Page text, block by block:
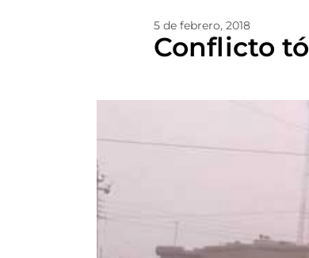
5 de febrero, 2018
Conflicto